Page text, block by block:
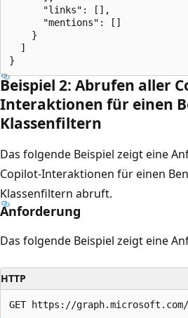
      "links": [],
      "mentions": []
    }
  ]
Beispiel 2: Abrufen aller
Interaktionen für einen
Klassenfiltern
Das folgende Beispiel zeigt eine
Copilot-Interaktionen für einen
Klassenfiltern abruft.
Anforderung
Das folgende Beispiel zeigt eine
HTTP